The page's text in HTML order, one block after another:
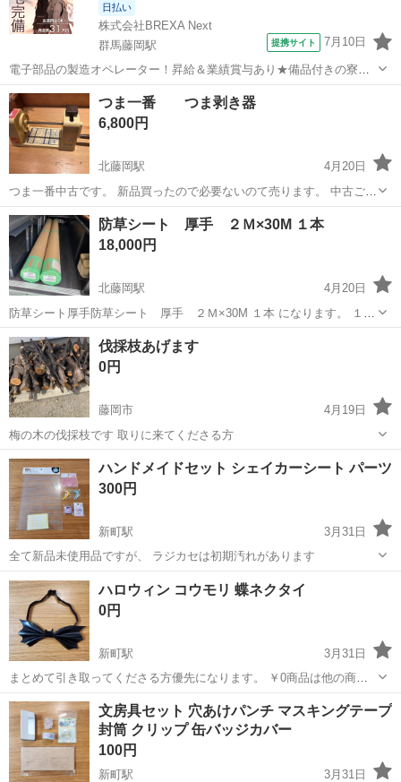
日払い
株式会社BREXA Next
群馬藤岡駅
提携サイト 7月10日
電子部品の製造オペレーター！昇給＆業績賞与あり★備品付きの寮完
備！カップル＆友達同士の応募OK！年間休日133日♪日払い制度あり！
未経験活躍中★《群馬県藤岡市》 人気の工場のお仕事 ◇電子部品の製
造オペレーター◇ ・部材...
群馬 藤岡市 群馬藤岡駅 その他
つま一番 つま剥き器
6,800円
北藤岡駅
4月20日
つま一番中古です。 新品買ったので必要ないのて売ります。 中古ご理
解ある方宜しくお願い致します。
群馬 藤岡市 北藤岡駅 その他
防草シート 厚手 ２Ｍ×30M １本
18,000円
北藤岡駅
4月20日
防草シート厚手防草シート 厚手 ２Ｍ×30M １本 になります。 １本
25000円くらいしたと思います。 ２本で35000円です
群馬 藤岡市 北藤岡駅 その他
伐採枝あげます
0円
藤岡市
4月19日
梅の木の伐採枝です 取りに来てくださる方
群馬 藤岡市 その他
ハンドメイドセット シェイカーシート パーツ
300円
新町駅
3月31日
全て新品未使用品ですが、 ラジカセは初期汚れがあります
群馬 藤岡市 新町駅 その他 シェイカー
ハロウィン コウモリ 蝶ネクタイ
0円
新町駅
3月31日
まとめて引き取ってくださる方優先になります。 ￥0商品は他の商品
￥300以上お買い上げの方のみにお譲りいたします。
群馬 藤岡市 新町駅 その他 ハロウィン
文房具セット 穴あけパンチ マスキングテープ
封筒 クリップ 缶バッジカバー
100円
新町駅 3月31日